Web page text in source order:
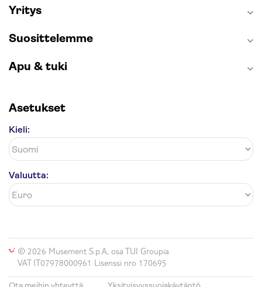
Wieliczkan suolakaivos
Yritys
Suosittelemme
Apu & tuki
Asetukset
Kieli:
Valuutta:
© 2026 Musement S.p.A, osa TUI Groupia
VAT IT07978000961 Lisenssi nro 170695